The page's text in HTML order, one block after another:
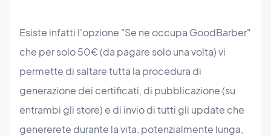
Esiste infatti l'opzione "Se ne occupa GoodBarber"
che per solo 50€ (da pagare solo una volta) vi
permette di saltare tutta la procedura di
generazione dei certificati, di pubblicazione (su
entrambi gli store) e di invio di tutti gli update che
genererete durante la vita, potenzialmente lunga,